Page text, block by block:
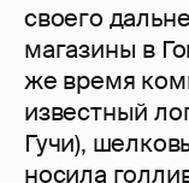
своего
магазины в
же время
известный
Гучи),
носила